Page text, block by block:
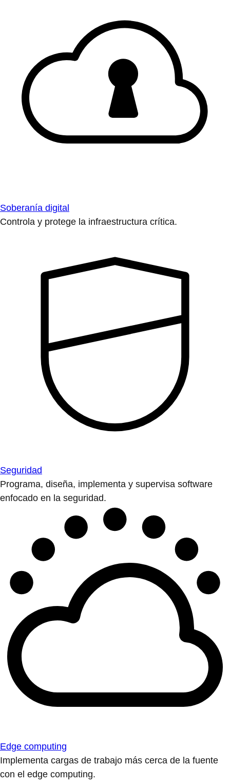
Soberanía digital
Controla y protege la infraestructura crítica.
Seguridad
Programa, diseña, implementa y supervisa software
enfocado en la seguridad.
Edge computing
Implementa cargas de trabajo más cerca de la fuente
con el edge computing.